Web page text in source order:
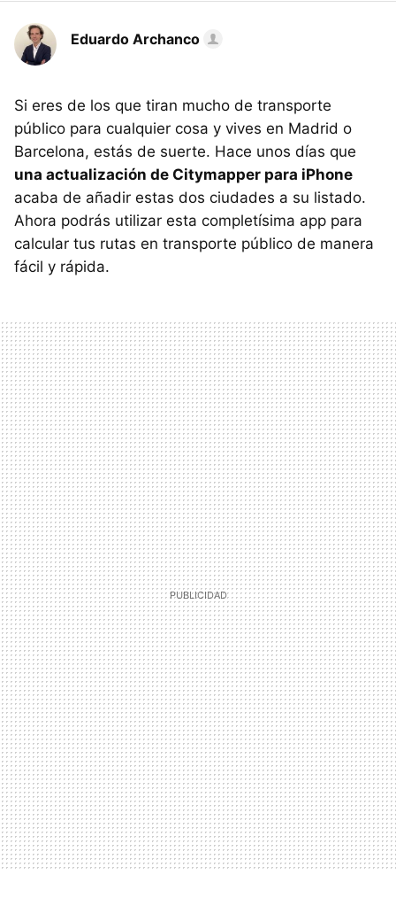
Eduardo Archanco
Si eres de los que tiran mucho de transporte
público para cualquier cosa y vives en Madrid o
Barcelona, estás de suerte. Hace unos días que
una actualización de Citymapper para iPhone
acaba de añadir estas dos ciudades a su listado.
Ahora podrás utilizar esta completísima app para
calcular tus rutas en transporte público de manera
fácil y rápida.